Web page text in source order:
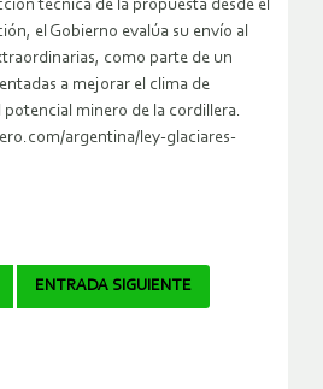
técnica de la propuesta desde el
el Gobierno evalúa su envío al
como parte de un
a mejorar el clima de
minero de la cordillera.
argentina/ley-glaciares-
ENTRADA SIGUIENTE